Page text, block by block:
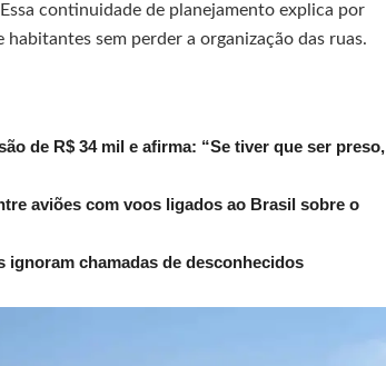
continuidade de planejamento explica por
sem perder a organização das ruas.
de R$ 34 mil e afirma: “Se tiver que ser preso,
aviões com voos ligados ao Brasil sobre o
ignoram chamadas de desconhecidos